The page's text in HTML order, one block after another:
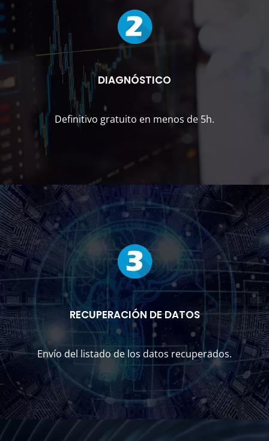
DIAGNÓSTICO
Definitivo gratuito en menos de 5h.
RECUPERACIÓN DE DATOS
Envío del listado de los datos recuperados.